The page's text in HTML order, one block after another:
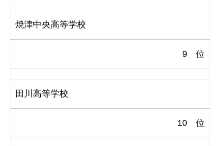
焼津中央高等学校
9 位
田川高等学校
10 位